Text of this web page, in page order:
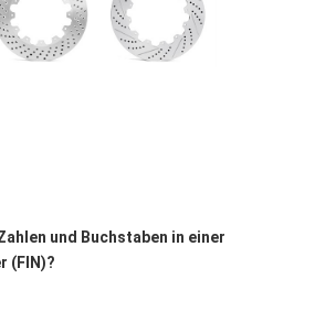
und Buchstaben in einer
(FIN)?